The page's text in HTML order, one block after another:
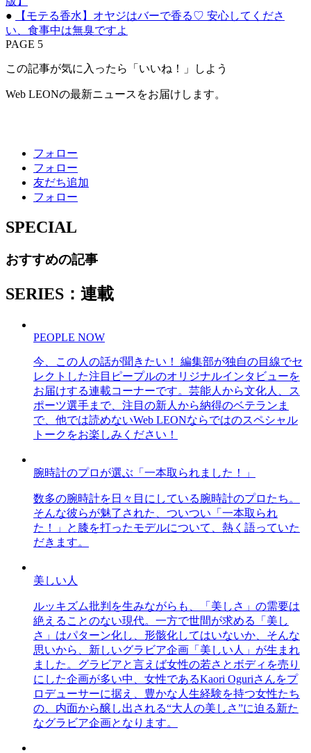
●
【モテる香水】オヤジはバーで香る♡ 安心してくださ
い、食事中は無臭ですよ
PAGE 5
この記事が気に入ったら「いいね！」しよう
Web LEONの最新ニュースをお届けします。
フォロー
フォロー
友だち追加
フォロー
SPECIAL
おすすめの記事
SERIES：連載
PEOPLE NOW
今、この人の話が聞きたい！ 編集部が独自の目線でセ
レクトした注目ピープルのオリジナルインタビューを
お届けする連載コーナーです。芸能人から文化人、ス
ポーツ選手まで、注目の新人から納得のベテランま
で、他では読めないWeb LEONならではのスペシャル
トークをお楽しみください！
腕時計のプロが選ぶ「一本取られました！」
数多の腕時計を日々目にしている腕時計のプロたち。
そんな彼らが魅了された、ついつい「一本取られ
た！」と膝を打ったモデルについて、熱く語っていた
だきます。
美しい人
ルッキズム批判を生みながらも、「美しさ」の需要は
絶えることのない現代。一方で世間が求める「美し
さ」はパターン化し、形骸化してはいないか、そんな
思いから、新しいグラビア企画「美しい人」が生まれ
ました。グラビアと言えば女性の若さとボディを売り
にした企画が多い中、女性であるKaori Oguriさんをプ
ロデューサーに据え、豊かな人生経験を持つ女性たち
の、内面から醸し出される“大人の美しさ”に迫る新た
なグラビア企画となります。